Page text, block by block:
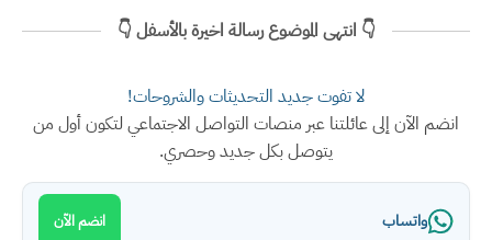
👇 انتهى الموضوع رسالة اخيرة بالأسفل 👇
لا تفوت جديد التحديثات والشروحات!
انضم الآن إلى عائلتنا عبر منصات التواصل الاجتماعي لتكون أول من
يتوصل بكل جديد وحصري.
واتساب انضم الآن